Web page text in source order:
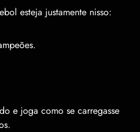
esteja justamente nisso:
e joga como se carregasse